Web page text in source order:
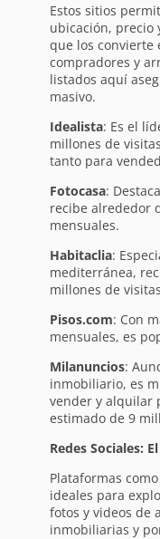
Estos sitios
ubicación, precio
que los convierte
compradores y
listados aquí
masivo.
Idealista: Es el
millones de
tanto para
Fotocasa:
recibe alrededor
mensuales.
Habitaclia:
mediterránea,
millones de
Pisos.com: Con
mensuales, es
Milanuncios:
inmobiliario, es
vender y alquilar
estimado de 9
Redes Sociales:
Plataformas
ideales para
fotos y videos de
inmobiliarias y